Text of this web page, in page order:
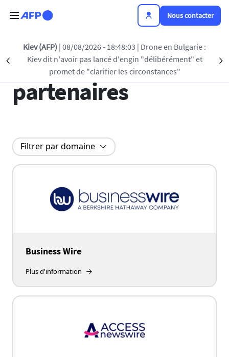
Nous contacter
Précédent
Kiev (AFP) | 08/08/2026 - 18:48:03 | Drone en Bulgarie :
Kiev dit n'avoir pas lancé d'engin "délibérément" et
promet de "clarifier les circonstances"
Tous nos
partenaires
Filtrer par domaine
Business Wire
Plus d'information